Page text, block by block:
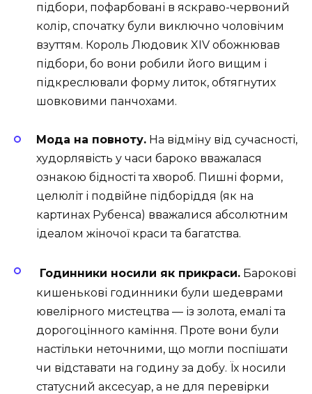
підбори, пофарбовані в яскраво-червоний
колір, спочатку були виключно чоловічим
взуттям. Король Людовик XIV обожнював
підбори, бо вони робили його вищим і
підкреслювали форму литок, обтягнутих
шовковими панчохами.
Мода на повноту. На відміну від сучасності,
худорлявість у часи бароко вважалася
ознакою бідності та хвороб. Пишні форми,
целюліт і подвійне підборіддя (як на
картинах Рубенса) вважалися абсолютним
ідеалом жіночої краси та багатства.
Годинники носили як прикраси. Барокові
кишенькові годинники були шедеврами
ювелірного мистецтва — із золота, емалі та
дорогоцінного каміння. Проте вони були
настільки неточними, що могли поспішати
чи відставати на годину за добу. Їх носили
статусний аксесуар, а не для перевірки